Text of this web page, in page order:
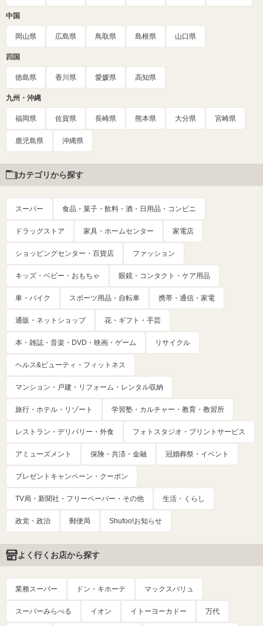
中国
岡山県 広島県 鳥取県 島根県 山口県
四国
徳島県 香川県 愛媛県 高知県
九州・沖縄
福岡県 佐賀県 長崎県 熊本県 大分県 宮崎県
鹿児島県 沖縄県
カテゴリから探す
スーパー 食品・菓子・飲料・酒・日用品・コンビニ
ドラッグストア 家具・ホームセンター 家電店
ショッピングセンター・百貨店 ファッション
キッズ・ベビー・おもちゃ 眼鏡・コンタクト・ケア用品
車・バイク スポーツ用品・自転車 携帯・通信・家電
通販・ネットショップ 花・ギフト・手芸
本・雑誌・音楽・DVD・映画・ゲーム リサイクル
ヘルス&ビューティ・フィットネス
マンション・戸建・リフォーム・レンタル収納
旅行・ホテル・リゾート 学習塾・カルチャー・教育・教習所
レストラン・デリバリー・外食 フォトスタジオ・プリントサービス
アミューズメント 保険・共済・金融 冠婚葬祭・イベント
プレゼントキャンペーン・クーポン
TV局・新聞社・フリーペーパー・その他 生活・くらし
政党・政治 郵便局 Shufoo!お知らせ
よく行くお店から探す
業務スーパー ドン・キホーテ マックスバリュ
スーパーみらべる イオン イトーヨーカドー 万代